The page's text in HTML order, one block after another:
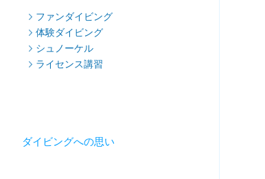
ファンダイビング
体験ダイビング
シュノーケル
ライセンス講習
ダイビングへの思い